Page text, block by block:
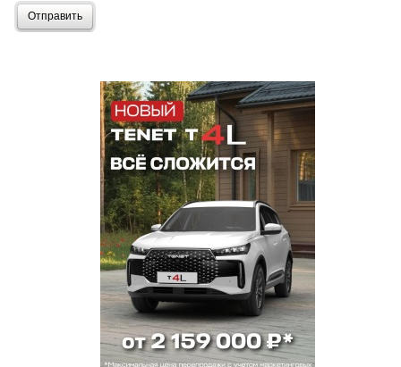
Отправить